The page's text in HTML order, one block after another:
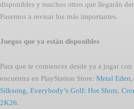
disponibles y muchos otros que llegarán
Pasemos a revisar los más importantes.
Juegos que ya están disponibles
Para que te comiences desde ya a jugar
encuentra en PlayStation Store: Metal Eden,
Silksong, Everybody’s Golf: Hot Shots,
2K26.